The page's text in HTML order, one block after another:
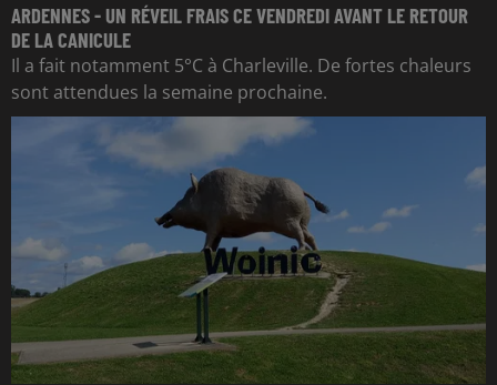
ARDENNES - UN RÉVEIL FRAIS CE VENDREDI AVANT LE RETOUR
DE LA CANICULE
Il a fait notamment 5°C à Charleville. De fortes chaleurs
sont attendues la semaine prochaine.